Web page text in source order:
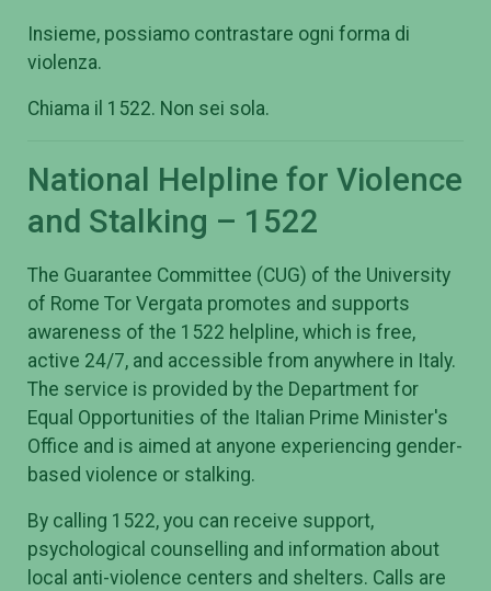
Insieme, possiamo contrastare ogni forma di
violenza.
Chiama il 1522. Non sei sola.
National Helpline for Violence
and Stalking – 1522
The Guarantee Committee (CUG) of the University
of Rome Tor Vergata promotes and supports
awareness of the 1522 helpline, which is free,
active 24/7, and accessible from anywhere in Italy.
The service is provided by the Department for
Equal Opportunities of the Italian Prime Minister's
Office and is aimed at anyone experiencing gender-
based violence or stalking.
By calling 1522, you can receive support,
psychological counselling and information about
local anti-violence centers and shelters. Calls are